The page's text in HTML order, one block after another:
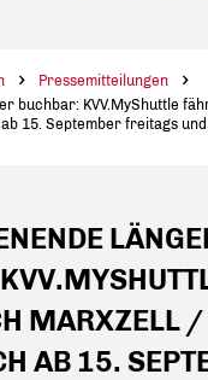
Pressemitteilungen
buchbar: KVV.MyShuttle
15. September freitags und
MARXZELL /
AB 15.